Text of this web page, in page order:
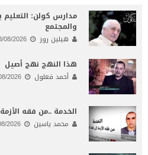
مدارس كولن: التعليم
والمجتمع
هيلين روز 08/2026
هذا النهج نهج أصيل
أحمد قعلول 2026
الخدمة ..من فقه
محمد ياسين 2026